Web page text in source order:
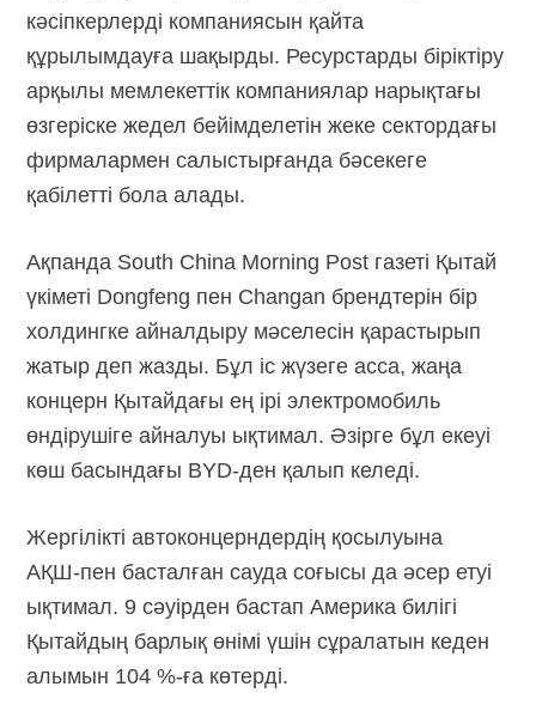
кәсіпкерлерді компаниясын қайта
құрылымдауға шақырды. Ресурстарды біріктіру
арқылы мемлекеттік компаниялар нарықтағы
өзгеріске жедел бейімделетін жеке сектордағы
фирмалармен салыстырғанда бәсекеге
қабілетті бола алады.
Ақпанда South China Morning Post газеті Қытай
үкіметі Dongfeng пен Changan брендтерін бір
холдингке айналдыру мәселесін қарастырып
жатыр деп жазды. Бұл іс жүзеге асса, жаңа
концерн Қытайдағы ең ірі электромобиль
өндірушіге айналуы ықтимал. Әзірге бұл екеуі
көш басындағы BYD-ден қалып келеді.
Жергілікті автоконцерндердің қосылуына
АҚШ-пен басталған сауда соғысы да әсер етуі
ықтимал. 9 сәуірден бастап Америка билігі
Қытайдың барлық өнімі үшін сұралатын кеден
алымын 104 %-ға көтерді.